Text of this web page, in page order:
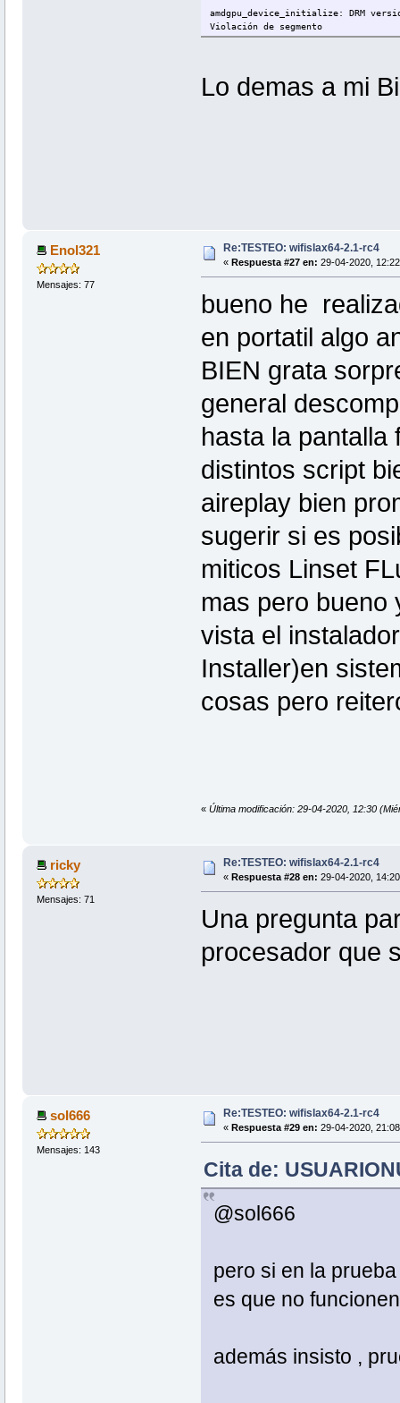
Violación de segmento
Lo demas a mi
Enol321
Mensajes: 77
Re:TESTEO: wifislax64-2.1-rc4
« Respuesta #27 en: 29-04-2020,
bueno he
en portatil algo
BIEN grata
general
hasta la pantalla
distintos script
aireplay bien
sugerir si es
miticos Linset
mas pero bueno
vista el
Installer)en
cosas pero
« Última modificación: 29-04-2020, 12:30
ricky
Mensajes: 71
Re:TESTEO: wifislax64-2.1-rc4
« Respuesta #28 en: 29-04-2020,
Una pregunta
procesador que
sol666
Mensajes: 143
Re:TESTEO: wifislax64-2.1-rc4
« Respuesta #29 en: 29-04-2020,
Cita de:
@sol666
pero si en la
es que no
además insisto ,